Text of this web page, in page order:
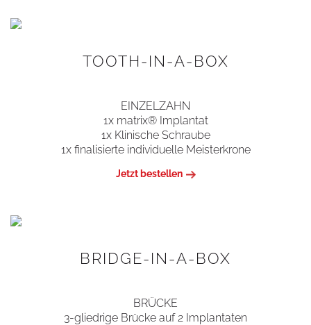
TOOTH-IN-A-BOX
EINZELZAHN
1x matrix® Implantat
1x Klinische Schraube
1x finalisierte individuelle Meisterkrone
Jetzt bestellen
BRIDGE-IN-A-BOX
BRÜCKE
3-gliedrige Brücke auf 2 Implantaten